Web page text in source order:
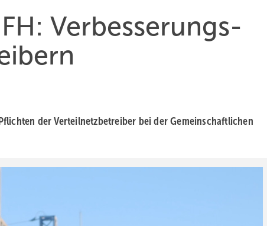
Verbes­se­rungs­
der Verteil­netz­be­trei­ber bei der Gemein­schaft­li­chen